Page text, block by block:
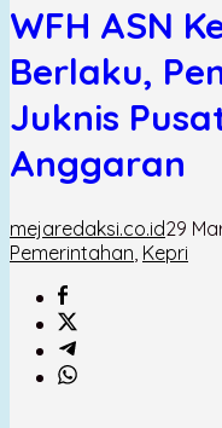
WFH ASN
Berlaku,
Juknis
Anggaran
mejaredaksi.co.id29
Pemerintahan Kepri